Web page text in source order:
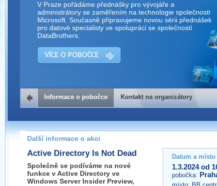
V Praze pořádáme přednášky pro vývojáře a
administrátory se zaměřením na technologie společnosti
Microsoft. Současně připravujeme novou sérii přednášek
pro datové specialisty ve spolupráci se společností
DataBrothers.
VÍCE O POBOČCE
Kontakt na organizátory
Pokud máte jakýkoliv dotaz na organizátory této akce,
prosím neváhejte nás kontaktovat na e-mailu:
praha@wug.cz
Informace o pobočce Kontakt na organizátory
Další informace o akci
Active Directory Is Not Dead
Společně se podíváme na nové
funkce v Active Directory ve
Windows Server Insider Preview,
Datum a
1.3.2024 od
pobočka: